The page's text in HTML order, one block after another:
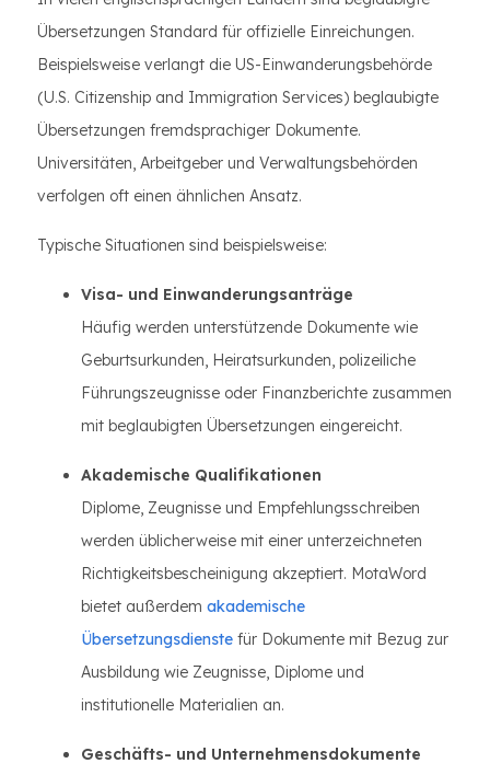
Übersetzungen Standard für offizielle Einreichungen.
Beispielsweise verlangt die US-Einwanderungsbehörde
(U.S. Citizenship and Immigration Services) beglaubigte
Übersetzungen fremdsprachiger Dokumente.
Universitäten, Arbeitgeber und Verwaltungsbehörden
verfolgen oft einen ähnlichen Ansatz.
Typische Situationen sind beispielsweise:
Visa- und Einwanderungsanträge
Häufig werden unterstützende Dokumente wie
Geburtsurkunden, Heiratsurkunden, polizeiliche
Führungszeugnisse oder Finanzberichte zusammen
mit beglaubigten Übersetzungen eingereicht.
Akademische Qualifikationen
Diplome, Zeugnisse und Empfehlungsschreiben
werden üblicherweise mit einer unterzeichneten
Richtigkeitsbescheinigung akzeptiert. MotaWord
bietet außerdem akademische
Übersetzungsdienste für Dokumente mit Bezug zur
Ausbildung wie Zeugnisse, Diplome und
institutionelle Materialien an.
Geschäfts- und Unternehmensdokumente